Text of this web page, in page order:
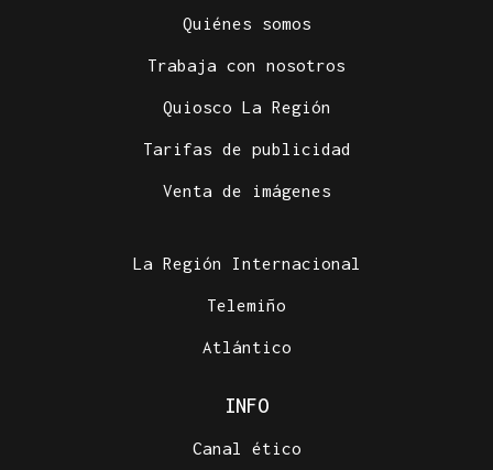
Quiénes somos
Trabaja con nosotros
Quiosco La Región
Tarifas de publicidad
Venta de imágenes
La Región Internacional
Telemiño
Atlántico
INFO
Canal ético